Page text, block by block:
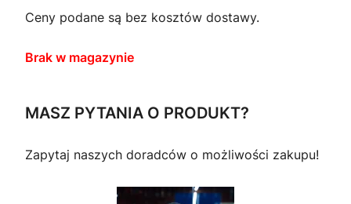
Ceny podane są bez kosztów dostawy.
Brak w magazynie
MASZ PYTANIA O PRODUKT?
Zapytaj naszych doradców o możliwości zakupu!